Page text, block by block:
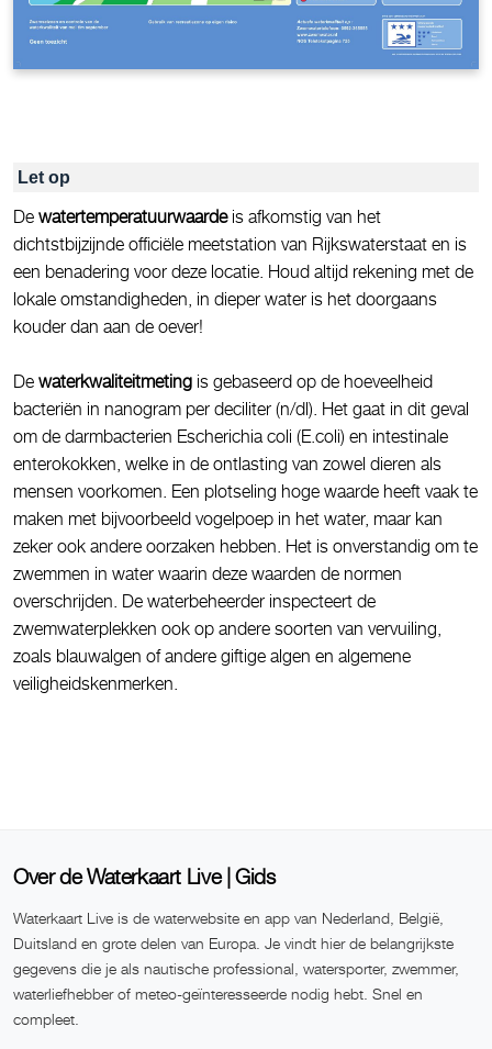
Let op
De watertemperatuurwaardeis afkomstig van het
dichtstbijzijnde officiële meetstation van Rijkswaterstaat en is
een benadering voor deze locatie. Houd altijd rekening met de
lokale omstandigheden, in dieper water is het doorgaans
kouder dan aan de oever!
De waterkwaliteitmeting is gebaseerd op de hoeveelheid
bacteriën in nanogram per deciliter (n/dl). Het gaat in dit geval
om de darmbacterien Escherichia coli (E.coli) en intestinale
enterokokken, welke in de ontlasting van zowel dieren als
mensen voorkomen. Een plotseling hoge waarde heeft vaak te
maken met bijvoorbeeld vogelpoep in het water, maar kan
zeker ook andere oorzaken hebben. Het is onverstandig om te
zwemmen in water waarin deze waarden de normen
overschrijden. De waterbeheerder inspecteert de
zwemwaterplekken ook op andere soorten van vervuiling,
zoals blauwalgen of andere giftige algen en algemene
veiligheidskenmerken.
Over de Waterkaart Live | Gids
Waterkaart Live is de waterwebsite en app van Nederland, België,
Duitsland en grote delen van Europa. Je vindt hier de belangrijkste
gegevens die je als nautische professional, watersporter, zwemmer,
waterliefhebber of meteo-geïnteresseerde nodig hebt. Snel en
compleet.